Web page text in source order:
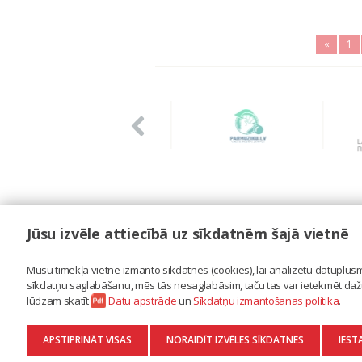
« 1
LAIPA
ES RADU MŪZIKU
AKTUALITĀTES
KONTAKTI
SĪKDATŅU IZMANTOŠANAS POLITIKA
DATU APSTRĀDE
Jūsu izvēle attiecībā uz sīkdatnēm šajā vietnē
Mūsu tīmekļa vietne izmanto sīkdatnes (cookies), lai analizētu
sīkdatņu saglabāšanu, mēs tās nesaglabāsim, taču tas var ietekmēt
lūdzam skatīt
Datu apstrādeun Sīkdatņu izmantošanas politika.
APSTIPRINĀT VISAS NORAIDĪT IZVĒLES SĪKDATNES